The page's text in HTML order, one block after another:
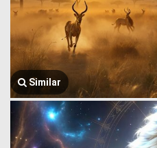
Similar